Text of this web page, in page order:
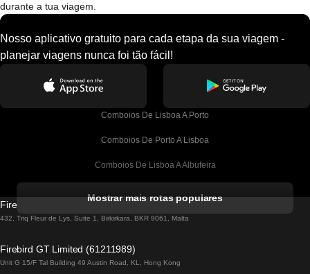
durante a tua viagem.
Nosso aplicativo gratuito para cada etapa da sua viagem -
planejar viagens nunca foi tão fácil!
Comboios De Lisboa A Porto
Comboios De Porto A Lisboa
Comboios De Lisboa A Albufeira
Comboios De Lisboa A Lagos
Comboios De Lisboa A Madrid
Mostrar mais rotas populares
Firebird GT Limited (OC 1451)
432, Triq Fleur de Lys, Suite 1, Birkirkara, BKR 9061, Malta
Firebird GT Limited (61211989)
Unit G 15/F Tal Building 49 Austin Road, KL, Hong Kong